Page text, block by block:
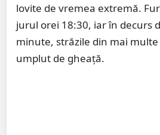
lovite de vremea extremă.
jurul orei 18:30, iar în decurs
minute, străzile din mai multe
umplut de gheață.